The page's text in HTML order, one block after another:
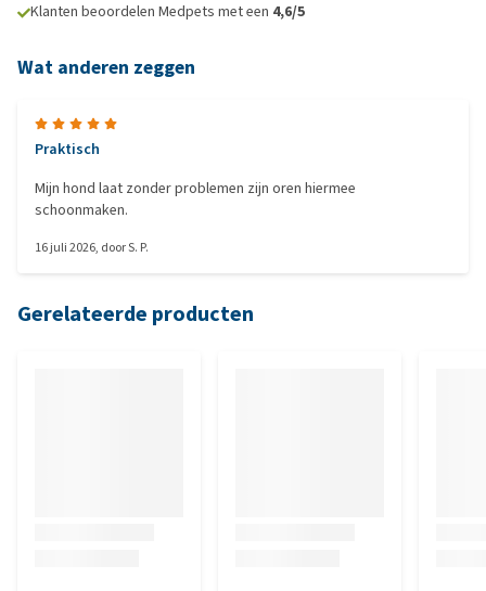
Klanten beoordelen Medpets met een 4,6/5
Wat anderen zeggen
Praktisch
Mijn hond laat zonder problemen zijn oren hiermee
schoonmaken.
16 juli 2026, doorS. P.
Gerelateerde producten